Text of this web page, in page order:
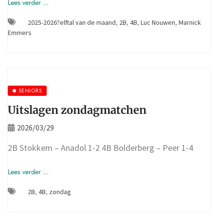
Lees verder ...
2025-2026?elftal van de maand, 2B, 4B, Luc Nouwen, Marnick
Emmers
SENIORS
Uitslagen zondagmatchen
2026/03/29
2B Stokkem – Anadol 1-2 4B Bolderberg – Peer 1-4
Lees verder ...
2B, 4B, zondag